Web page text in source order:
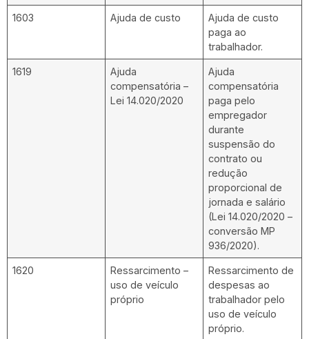
1603 Ajuda de custo
Ajuda de custo
paga ao
trabalhador.
1619
Ajuda
compensatória –
Lei 14.020/2020
Ajuda
compensatória
paga pelo
empregador
durante
suspensão do
contrato ou
redução
proporcional de
jornada e salário
(Lei 14.020/2020 –
conversão MP
936/2020).
1620
Ressarcimento –
uso de veículo
próprio
Ressarcimento de
despesas ao
trabalhador pelo
uso de veículo
próprio.